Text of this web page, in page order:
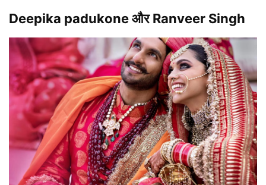
Deepika padukone और Ranveer Singh